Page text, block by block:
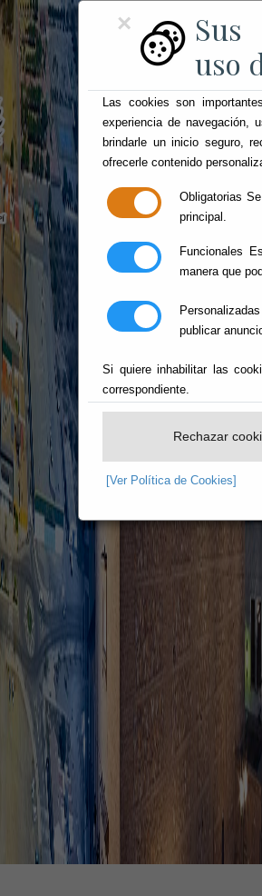
×
Sus
uso
Las cookies son
experiencia de navegación,
brindarle un inicio seguro,
ofrecerle contenido
Obligatorias
principal.
Funcionales
manera que
Personalizadas
publicar
Si quiere inhabilitar las
correspondiente.
Rechazar
[Ver Política de Cookies]